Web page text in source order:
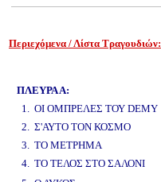
Περιεχόμενα / Λίστα Τραγουδιών:
ΠΛΕΥΡΑ Α:
1. ΟΙ ΟΜΠΡΕΛΕΣ ΤΟΥ DEMY
2. Σ'ΑΥΤΟ ΤΟΝ ΚΟΣΜΟ
3. ΤΟ ΜΕΤΡΗΜΑ
4. ΤΟ ΤΕΛΟΣ ΣΤΟ ΣΑΛΟΝΙ